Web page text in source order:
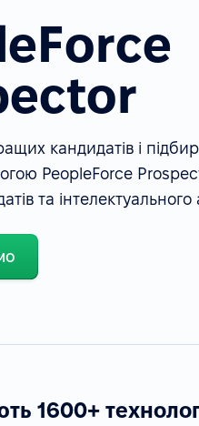
кандидатів і
PeopleForce
та
1600+